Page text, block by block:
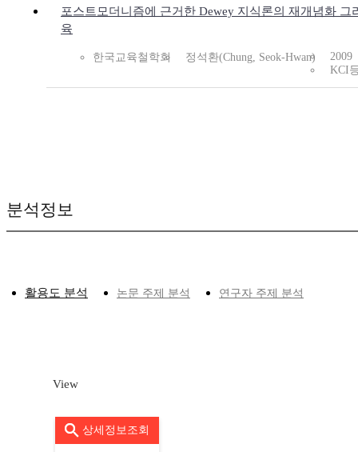
포스트모더니즘에 근거한 Dewey 지식론의 재개념화 그
육
한국교육철학회 정석환(Chung, Seok-Hwan)
2009
KCI
분석정보
활용도 분석 논문 주제 분석 연구자 주제 분석
View
상세정보조회